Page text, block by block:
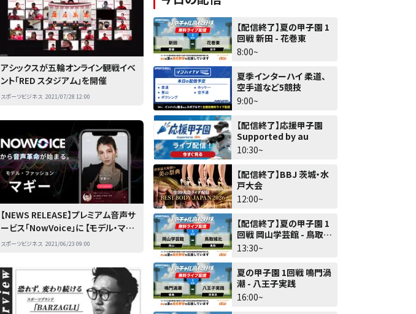
アシックスが五輪オンライン観戦イベ
ント「RED スタジアム」を開催
スポーツビジネス 2021/07/28 12:00
【NEWS RELEASE】プレミアム音声サ
ービス「NowVoice」に 【モデル・マギ
ー氏】がトップランナー参画
スポーツビジネス 2021/06/23 09:00
【配信終了】夏の甲子園 1
回戦 新田 - 花巻東
8:00~
夏季インターハイ 柔道、
空手道など5競技
9:00~
【配信終了】応援甲子園
Supported by au
10:30~
【配信終了】BBJ 茨城・水
戸大会
12:00~
【配信終了】夏の甲子園 1
回戦 岡山学芸館 - 鳥取城
北
13:30~
夏の甲子園 1回戦 鳴門渦
潮 - 八王子実践
16:00~